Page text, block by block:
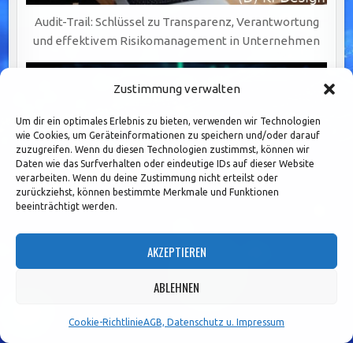
Zustimmung verwalten
Um dir ein optimales Erlebnis zu bieten, verwenden wir Technologien
wie Cookies, um Geräteinformationen zu speichern und/oder darauf
zuzugreifen. Wenn du diesen Technologien zustimmst, können wir
Daten wie das Surfverhalten oder eindeutige IDs auf dieser Website
verarbeiten. Wenn du deine Zustimmung nicht erteilst oder
zurückziehst, können bestimmte Merkmale und Funktionen
beeinträchtigt werden.
AKZEPTIEREN
ABLEHNEN
Cookie-RichtlinieAGB, Datenschutz u. Impressum
Audit-Trail: Schlüssel zu Transparenz, Verantwortung
und effektivem Risikomanagement in Unternehmen
und fundierten Entscheidungen für Unternehmen